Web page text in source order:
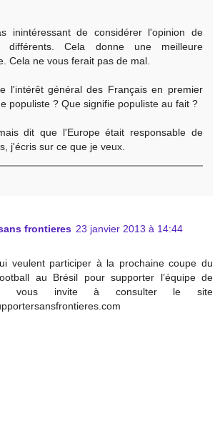
inintéressant de considérer l'opinion de
différents. Cela donne une meilleure
Cela ne vous ferait pas de mal.
l'intérêt général des Français en premier
populiste ? Que signifie populiste au fait ?
dit que l'Europe était responsable de
j'écris sur ce que je veux.
frontieres 23 janvier 2013 à 14:44
veulent participer à la prochaine coupe du
au Brésil pour supporter l’équipe de
vous invite à consulter le site